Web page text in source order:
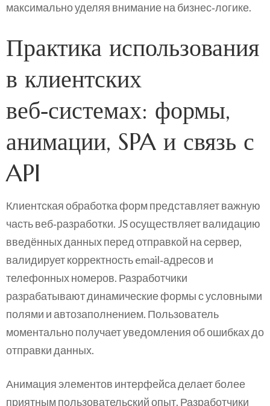
максимально уделяя внимание на бизнес‑логике.
Практика использования
в клиентских
веб‑системах: формы,
анимации, SPA и связь с
API
Клиентская обработка форм представляет важную
часть веб‑разработки. JS осуществляет валидацию
введённых данных перед отправкой на сервер,
валидирует корректность email‑адресов и
телефонных номеров. Разработчики
разрабатывают динамические формы с условными
полями и автозаполнением. Пользователь
моментально получает уведомления об ошибках до
отправки данных.
Анимация элементов интерфейса делает более
приятным пользовательский опыт. Разработчики